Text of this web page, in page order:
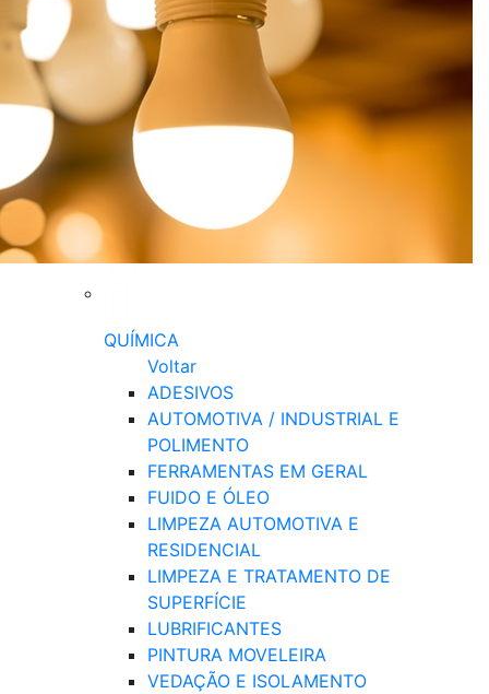
QUÍMICA
Voltar
ADESIVOS
AUTOMOTIVA / INDUSTRIAL E
POLIMENTO
FERRAMENTAS EM GERAL
FUIDO E ÓLEO
LIMPEZA AUTOMOTIVA E
RESIDENCIAL
LIMPEZA E TRATAMENTO DE
SUPERFÍCIE
LUBRIFICANTES
PINTURA MOVELEIRA
VEDAÇÃO E ISOLAMENTO